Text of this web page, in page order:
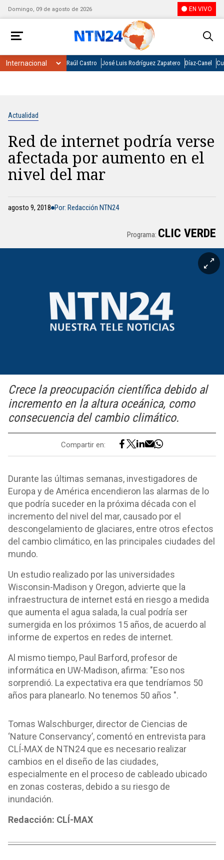
Domingo, 09 de agosto de 2026 EN VIVO
Raúl Castro José Luis Rodríguez Zapatero Díaz-Canel
Actualidad
Red de internet podría verse
afectada por aumento en el
nivel del mar
agosto 9, 2018 Por: Redacción NTN24
Programa: CLIC VERDE
Crece la preocupación científica debido al
incremento en la altura oceánica, como
consecuencia del cambio climático.
Compartir en:
Durante las últimas semanas, investigadores de
Europa y de América encendieron las alarmas de lo
que podría suceder en la próxima década con el
incremento del nivel del mar, causado por el
descongelamiento de glaciares, entre otros efectos
del cambio climático, en las principales ciudades del
mundo.
Un estudio realizado por las universidades
Wisconsin-Madison y Oregon, advierte que la
infraestructura de internet está en riesgo a medida
que aumenta el agua salada, la cual podría ser
sumergida en los próximos 15 años, de acuerdo al
informe de expertos en redes de internet.
Al mismo tiempo, Paul Barford, profesor de
informática en UW-Madison, afirma: "Eso nos
sorprendió. La expectativa era que tendríamos 50
años para planearlo. No tenemos 50 años ".
Tomas Walschburger, director de Ciencias de
‘Nature Conservancy’, comentó en entrevista para
CLÍ-MAX de NTN24 que es necesario realizar
cambios en el diseño de las ciudades,
especialmente en el proceso de cableado ubicado
en zonas costeras, debido a su riesgo de
inundación.
Redacción: CLÍ-MAX